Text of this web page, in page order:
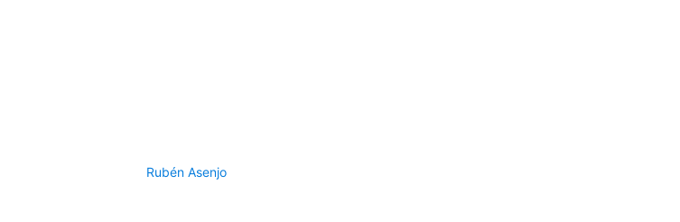
Rubén Asenjo